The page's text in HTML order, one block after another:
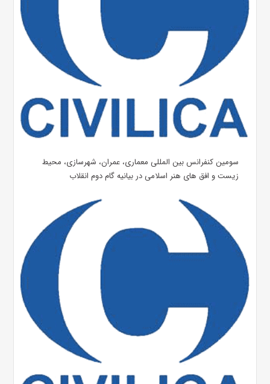
سومین کنفرانس بین المللی معماری، عمران، شهرسازی، محیط
زیست و افق های هنر اسلامی در بیانیه گام دوم انقلاب